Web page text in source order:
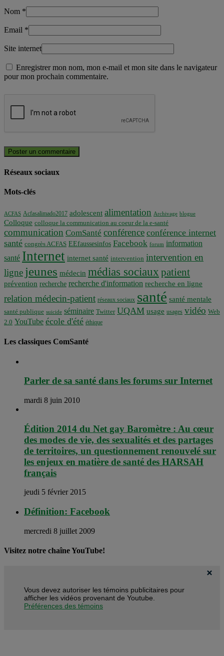
Nom *
Email *
Site internet
Enregistrer mon nom, mon e-mail et mon site dans le navigateur
pour mon prochain commentaire.
Réseaux sociaux
Mots-clés
ACFAS Acfasalimado2017 adolescent alimentation Archivage blogue
Colloque colloque la communication au coeur de la e-santé
communication ComSanté conférence conférence internet
santé congrès ACFAS EEfaussesinfos Facebook forum information
santé Internet internet santé intervention intervention en
ligne jeunes médecin médias sociaux patient
prévention recherche recherche d'information recherche en ligne
relation médecin-patient réseaux sociaux santé santé mentale
santé publique suicide séminaire Twitter UQAM usage usages vidéo Web
2.0 YouTube école d'été éthique
Les classiques ComSanté
Parler de sa santé dans les forums sur Internet
mardi 8 juin 2010
Édition 2014 du Net gay Baromètre : Au cœur
des modes de vie, des sexualités et des partages
de territoires, un questionnement renouvelé sur
les enjeux en matière de santé des HARSAH
français
jeudi 5 février 2015
Définition: Facebook
mercredi 8 juillet 2009
Visitez notre chaîne YouTube!
Vous devez autoriser les témoins publicitaires pour
afficher les vidéos provenant de Youtube.
Préférences des témoins